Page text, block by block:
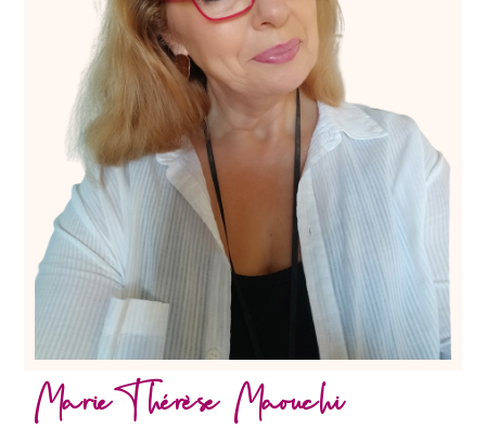
Marie-Thérèse Maouchi